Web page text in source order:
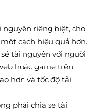
nguyên riêng biệt, cho
cách hiệu quả hơn.
tài nguyên với người
hoặc game trên
hơn và tốc độ tải
phải chia sẻ tài